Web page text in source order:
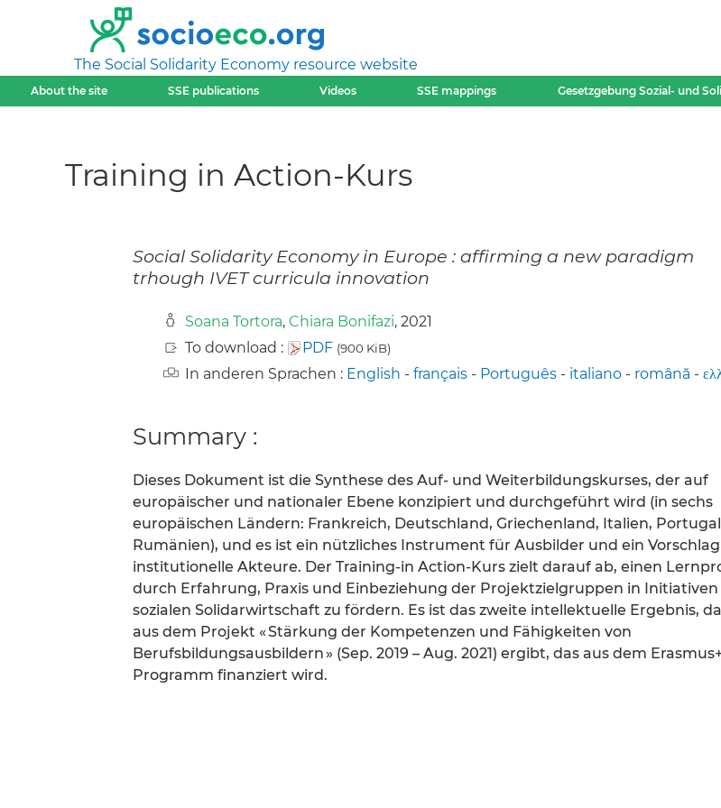
The Social Solidarity Economy resource website
About the site SSE publications Videos SSE mappings Gesetzgebung Sozial- und
Training in Action-Kurs
Social Solidarity Economy in Europe : affirming a new paradigm
trhough IVET curricula innovation
Soana Tortora, Chiara Bonifazi, 2021
To download :
PDF (900 KiB)
In anderen Sprachen : English - français - Português - italiano - română -
Summary :
Dieses Dokument ist die Synthese des Auf- und Weiterbildungskurses, der auf
europäischer und nationaler Ebene konzipiert und durchgeführt wird (in sechs
europäischen Ländern: Frankreich, Deutschland, Griechenland, Italien,
Rumänien), und es ist ein nützliches Instrument für Ausbilder und ein
institutionelle Akteure. Der Training-in Action-Kurs zielt darauf ab, einen
durch Erfahrung, Praxis und Einbeziehung der Projektzielgruppen in Initiativen
sozialen Solidarwirtschaft zu fördern. Es ist das zweite intellektuelle Ergebnis,
aus dem Projekt « Stärkung der Kompetenzen und Fähigkeiten von
Berufsbildungsausbildern » (Sep. 2019 – Aug. 2021) ergibt, das aus dem
Programm finanziert wird.